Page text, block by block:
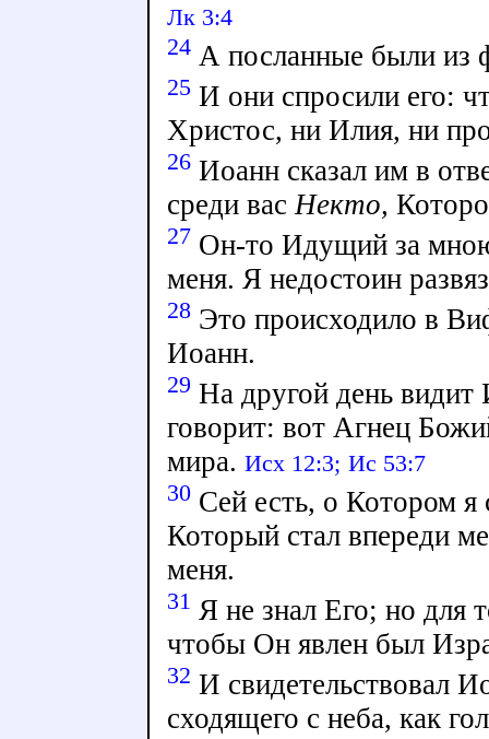
Лк 3:4
24А посланные были из
25И они спросили его:
Христос, ни Илия, ни
26Иоанн сказал им в
среди васНекто,
27 Он-то Идущий за
меня. Я недостоин
28Это происходило в
Иоанн.
29 На другой день
говорит: вот Агнец
мира. Исх 12:3; Ис 53:7
30Сей есть, о Котором
Который стал впереди
меня.
31 Я не знал Его; но для
чтобы Он явлен был
32 И свидетельствовал
сходящего с неба, как